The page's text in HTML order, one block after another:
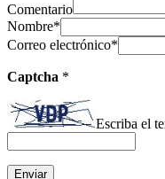
Comentario
Nombre*
Correo electrónico*
Captcha *
Escriba el